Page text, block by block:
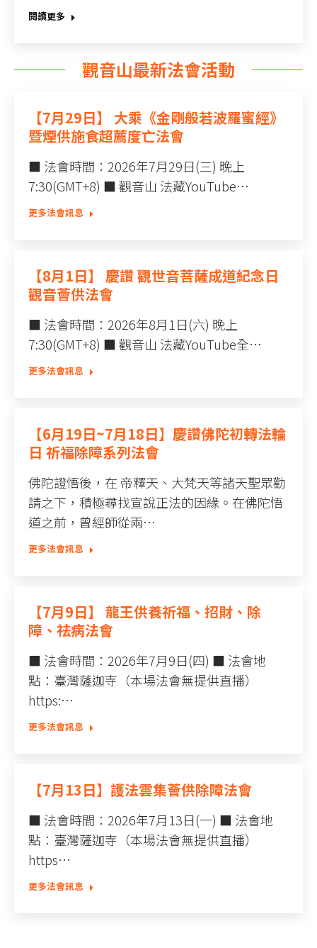
閱讀更多
觀音山最新法會活動
【7月29日】 大乘《金剛般若波羅蜜經》
暨煙供施食超薦度亡法會
■ 法會時間：2026年7月29日(三) 晚上
7:30(GMT+8) ■ 觀音山 法藏YouTube…
更多法會訊息
【8月1日】 慶讚 觀世音菩薩成道紀念日
觀音薈供法會
■ 法會時間：2026年8月1日(六) 晚上
7:30(GMT+8) ■ 觀音山 法藏YouTube全…
更多法會訊息
【6月19日~7月18日】慶讚佛陀初轉法輪
日 祈福除障系列法會
佛陀證悟後，在 帝釋天、大梵天等諸天聖眾勸
請之下，積極尋找宣說正法的因緣。在佛陀悟
道之前，曾經師從兩…
更多法會訊息
【7月9日】 龍王供養祈福、招財、除
障、祛病法會
■ 法會時間：2026年7月9日(四) ■ 法會地
點：臺灣薩迦寺（本場法會無提供直播）
https:…
更多法會訊息
【7月13日】護法雲集薈供除障法會
■ 法會時間：2026年7月13日(一) ■ 法會地
點：臺灣薩迦寺（本場法會無提供直播）
https…
更多法會訊息